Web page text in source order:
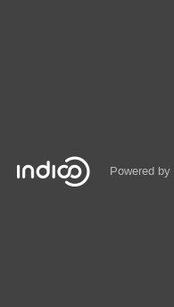
Powered by